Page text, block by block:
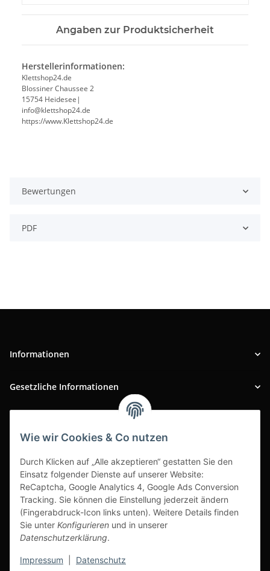
Wie wir Cookies & Co nutzen
Durch Klicken auf „Alle akzeptieren“ gestatten Sie den
Einsatz folgender Dienste auf unserer Website:
ReCaptcha, Google Analytics 4, Google Ads Conversion
Tracking. Sie können die Einstellung jederzeit ändern
(Fingerabdruck-Icon links unten). Weitere Details finden
Sie unter Konfigurieren und in unserer
Datenschutzerklärung.
Impressum Datenschutz
Angaben zur Produktsicherheit
Herstellerinformationen:
Klettshop24.de
Blossiner Chaussee 2
15754 Heidesee|
info@klettshop24.de
https://www.Klettshop24.de
Bewertungen
PDF
Informationen
Gesetzliche Informationen